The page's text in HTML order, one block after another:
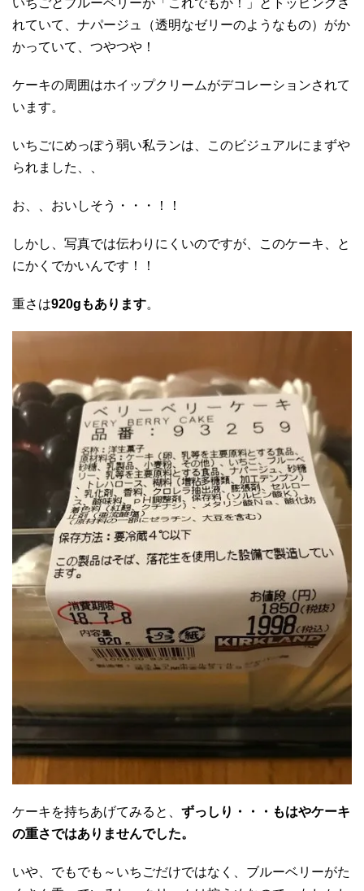
れていて、ナパージュ（透明なゼリーのようなもの）がか
かっていて、つやつや！
ケーキの周囲はホイップクリームがデコレーションされて
います。
いちごにめっぽう弱い私ランは、このビジュアルにまずや
られました、、
お、、おいしそう・・・！！
しかし、写真では伝わりにくいのですが、このケーキ、と
にかくでかいんです！！
重さは920gもあります。
ケーキを持ちあげてみると、 ずっしり・・・もはやケーキ
の重さではありませんでした。
いや、でもでも～いちごだけではなく、ブルーベリーがた